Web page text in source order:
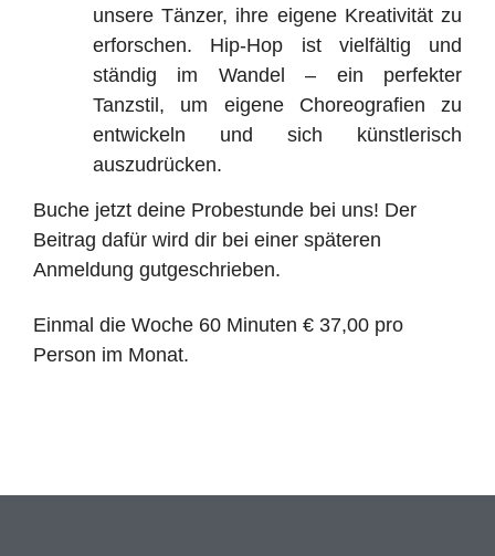
unsere Tänzer, ihre eigene Kreativität zu
erforschen. Hip-Hop ist vielfältig und
ständig im Wandel – ein perfekter
Tanzstil, um eigene Choreografien zu
entwickeln und sich künstlerisch
auszudrücken.
Buche jetzt deine Probestunde bei uns! Der
Beitrag dafür wird dir bei einer späteren
Anmeldung gutgeschrieben.
Einmal die Woche 60 Minuten € 37,00 pro
Person im Monat.